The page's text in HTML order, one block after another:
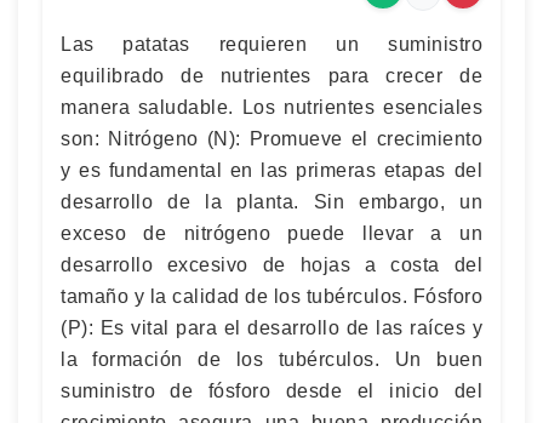
Las patatas requieren un suministro
equilibrado de nutrientes para crecer de
manera saludable. Los nutrientes esenciales
son: Nitrógeno (N): Promueve el crecimiento
y es fundamental en las primeras etapas del
desarrollo de la planta. Sin embargo, un
exceso de nitrógeno puede llevar a un
desarrollo excesivo de hojas a costa del
tamaño y la calidad de los tubérculos. Fósforo
(P): Es vital para el desarrollo de las raíces y
la formación de los tubérculos. Un buen
suministro de fósforo desde el inicio del